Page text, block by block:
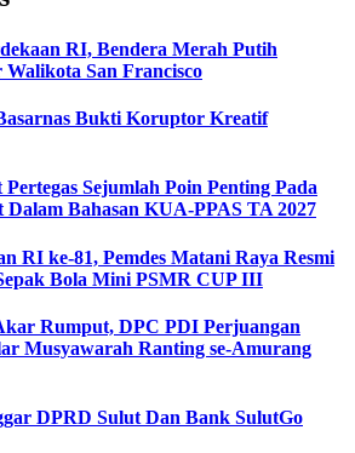
RI, Bendera Merah Putih
San Francisco
Bukti Koruptor Kreatif
Sejumlah Poin Penting Pada
Bahasan KUA-PPAS TA 2027
RI ke-81, Pemdes Matani Raya Resmi
Bola Mini PSMR CUP III
Rumput, DPC PDI Perjuangan
Musyawarah Ranting se-Amurang
DPRD Sulut Dan Bank SulutGo